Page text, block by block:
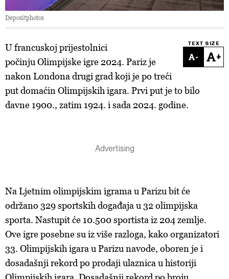
Depositphotos
TEXT SIZE
- +
U francuskoj prijestolnici
počinju Olimpijske igre 2024. Pariz je
nakon Londona drugi grad koji je po treći
put domaćin Olimpijskih igara. Prvi put je to bilo
davne 1900., zatim 1924. i sada 2024. godine.
Na Ljetnim olimpijskim igrama u Parizu bit će
održano 329 sportskih događaja u 32 olimpijska
sporta. Nastupit će 10.500 sportista iz 204 zemlje.
Ove igre posebne su iz više razloga, kako organizatori
33. Olimpijskih igara u Parizu navode, oboren je i
dosadašnji rekord po prodaji ulaznica u historiji